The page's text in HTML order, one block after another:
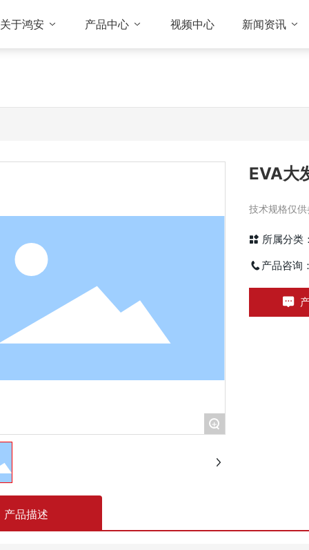
关于鸿安 产品中心 视频中心 新闻资讯
+
EVA大
技术规格仅
所属分类：
产品咨询：
产品描述